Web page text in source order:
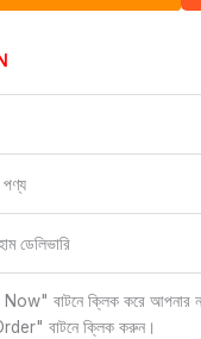
পণ্য
ডেলিভারি
বাটনে ক্লিক করে আপনার
বাটনে ক্লিক করুন।